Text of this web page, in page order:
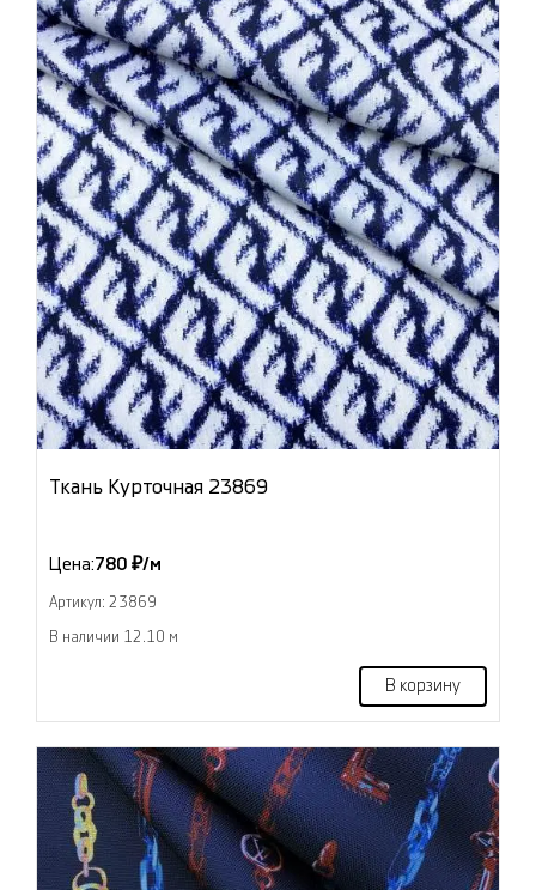
Ткань Курточная 23869
Цена:780 ₽/м
Артикул: 23869
В наличии 12.10 м
В корзину